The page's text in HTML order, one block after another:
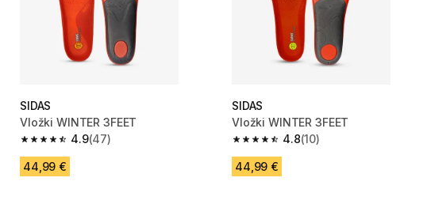
SIDAS
Vložki WINTER 3FEET
4.9
4.9 od 5 zvezdic from 47 ocene
(47)
44,99 €
SIDAS
Vložki WINTER 3FEET
4.8
4.8 od 5 zvezdic from 10 ocene
(10)
44,99 €